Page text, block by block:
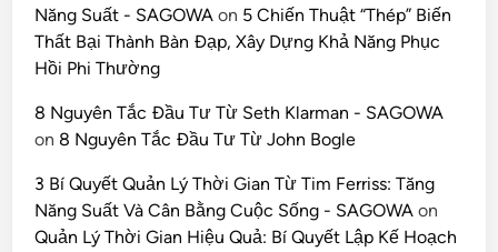
Năng Suất - SAGOWA on 5 Chiến Thuật “Thép” Biến
Thất Bại Thành Bàn Đạp, Xây Dựng Khả Năng Phục
Hồi Phi Thường
8 Nguyên Tắc Đầu Tư Từ Seth Klarman - SAGOWA
on 8 Nguyên Tắc Đầu Tư Từ John Bogle
3 Bí Quyết Quản Lý Thời Gian Từ Tim Ferriss: Tăng
Năng Suất Và Cân Bằng Cuộc Sống - SAGOWA on
Quản Lý Thời Gian Hiệu Quả: Bí Quyết Lập Kế Hoạch